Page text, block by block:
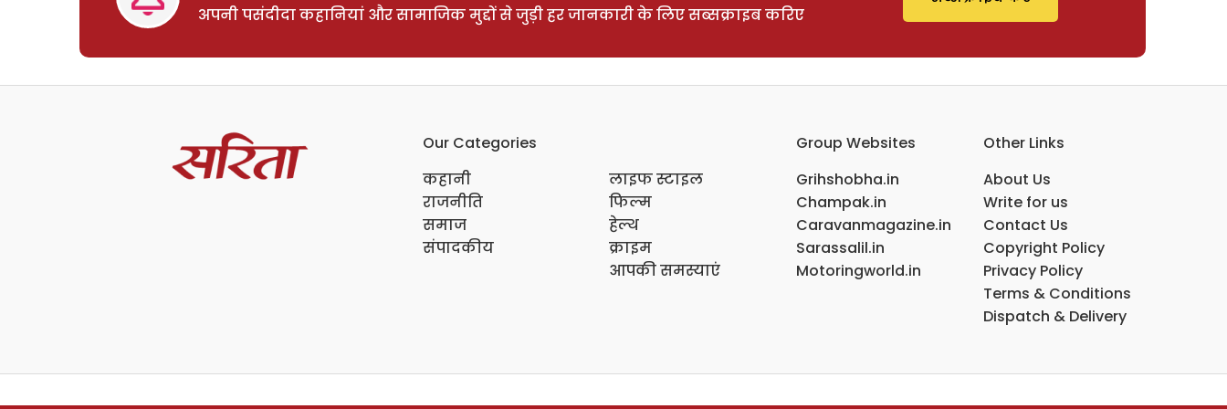
अपनी पसंदीदा कहानियां और सामाजिक मुद्दों से जुड़ी हर जानकारी के लिए सब्सक्राइब करिए
Our Categories
कहानी
राजनीति
समाज
संपादकीय
लाइफ स्टाइल
फिल्म
हेल्थ
क्राइम
आपकी समस्याएं
Group Websites
Grihshobha.in
Champak.in
Caravanmagazine.in
Sarassalil.in
Motoringworld.in
Other Links
About Us
Write for us
Contact Us
Copyright Policy
Privacy Policy
Terms & Conditions
Dispatch & Delivery